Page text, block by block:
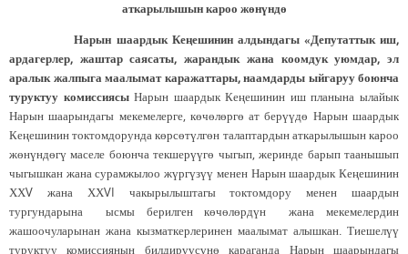
аткарылышын кароо жөнүндө
Нарын шаардык Кеңешинин алдындагы «Депутаттык иш,
ардагерлер, жаштар саясаты, жарандык жана коомдук уюмдар, эл
аралык жалпыга маалымат каражаттары, наамдарды ыйгаруу боюнча
туруктуу комиссиясыНарын шаардык Кеңешинин иш планына ылайык
Нарын шаарындагы мекемелерге, көчөлөргө ат берүүдө Нарын шаардык
Кеңешинин токтомдорунда көрсөтүлгөн талаптардын аткарылышын кароо
жөнүндөгү маселе боюнча текшерүүгө чыгып, жеринде барып таанышып
чыгышкан жана сурамжылоо жүргүзүү менен Нарын шаардык Кеңешинин
ХХV жана ХХVI чакырылыштагы токтомдору менен шаардын
тургундарына ысмы берилген көчөлөрдүн жана мекемелердин
жашоочуларынан жана кызматкерлеринен маалымат алышкан. Тиешелүү
туруктуу комиссиянын билдирүүсүнө караганда Нарын шаарындагы